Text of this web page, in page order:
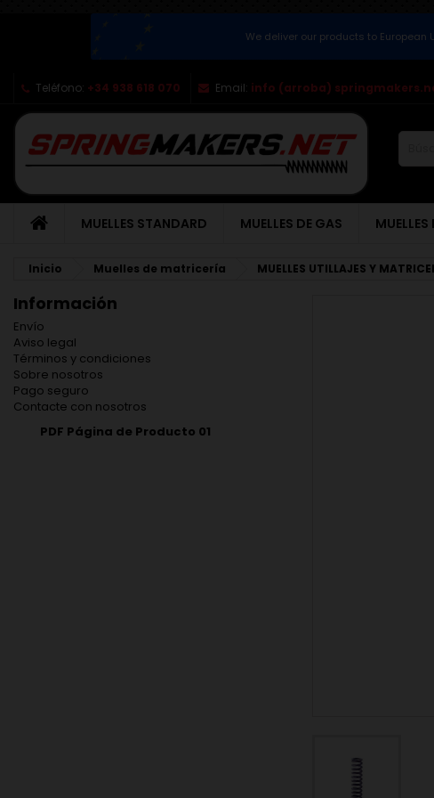
We deliver our products to European
Teléfono: +34 938 618 070 Email: info (arroba)
MUELLES STANDARD MUELLES DE GAS
Inicio Muelles de matricería MUELLES UTILLAJES Y
Información
Envío
Aviso legal
Términos y condiciones
Sobre nosotros
Pago seguro
Contacte con nosotros
PDF Página de Producto 01